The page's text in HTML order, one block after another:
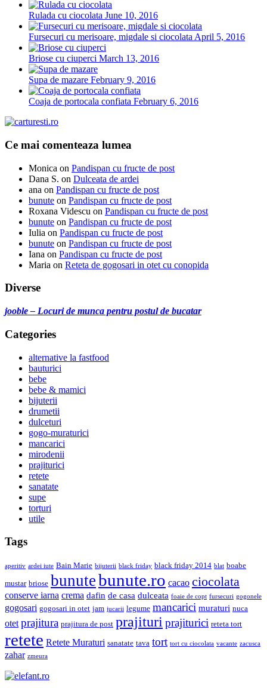
Rulada cu ciocolata June 10, 2016
Fursecuri cu merisoare, migdale si ciocolata April 5, 2016
Briose cu ciuperci March 13, 2016
Supa de mazare February 9, 2016
Coaja de portocala confiata February 6, 2016
Ce mai comenteaza lumea
Monica on Pandispan cu fructe de post
Dana S. on Dulceata de ardei
ana on Pandispan cu fructe de post
bunute on Pandispan cu fructe de post
Roxana Videscu on Pandispan cu fructe de post
bunute on Pandispan cu fructe de post
Iulia on Pandispan cu fructe de post
bunute on Pandispan cu fructe de post
Iana on Pandispan cu fructe de post
Maria on Reteta de gogosari in otet cu conopida
Diverse
jooble – Locuri de munca pentru postul de bucatar
Categories
alternative la fastfood
bauturici
bebe
bebe & mamici
bijuterii
drumetii
dulceturi
gogo-muraturici
mancarici
mirodenii
prajiturici
retete
sanatate
supe
torturi
utile
Tags
aperitiv ardei iute Bain Marie bijuterii black friday black friday 2014 blat boabe
mustar briose bunutebunute.ro cacao ciocolata
conserve iarna crema dafin de casa dulceata foaie de copt fursecuri gogonele
gogosari gogosari in otet jam jucarii legume mancarici muraturi nuca
otet prajitura prajitura de post prajituri prajiturici reteta tort
retete Retete Muraturi sanatate tava tort tort cu ciocolata vacante zacusca
zahar zmeura